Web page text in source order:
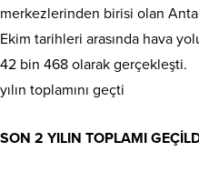
merkezlerinden birisi olan
Ekim tarihleri arasında hava
42 bin 468 olarak
yılın toplamını geçti
SON 2 YILIN TOPLAMI